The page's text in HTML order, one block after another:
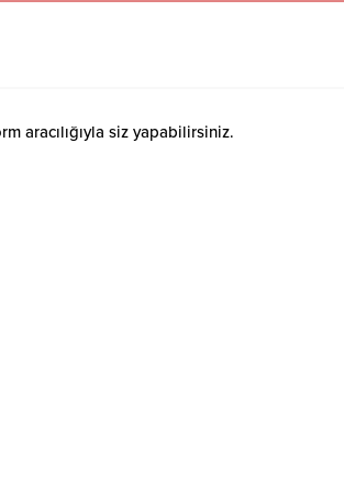
aracılığıyla siz yapabilirsiniz.